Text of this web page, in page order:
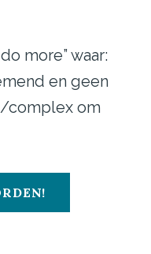
more” waar:
en geen
complex om